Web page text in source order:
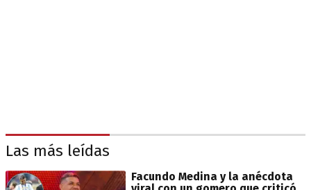
Las más leídas
Facundo Medina y la anécdota